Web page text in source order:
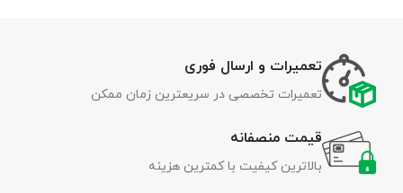
تعمیرات و ارسال فوری
تعمیرات تخصصی در سریعترین زمان ممکن
قیمت منصفانه
بالاترین کیفیت با کمترین هزینه